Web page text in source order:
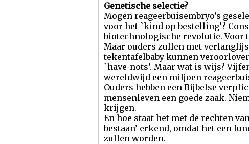
Genetische selectie?
Mogen reageerbuisembryo’s
voor het `kind op bestelling’?
biotechnologische revolutie. Voor
Maar ouders zullen met
tekentafelbaby kunnen
`have-nots’. Maar wat is wijs?
wereldwijd een miljoen
Ouders hebben een Bijbelse
mensenleven een goede zaak.
krijgen.
En hoe staat het met de rechten
bestaan’ erkend, omdat het een
zullen worden.